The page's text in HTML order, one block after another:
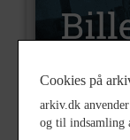
Nummer
Cookies på
arkiv.dk
og til indsamling